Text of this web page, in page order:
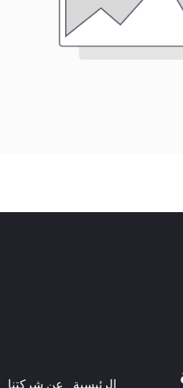
الرئيسية عن شركتنا​